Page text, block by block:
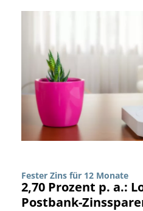
Fester Zins für 12 Monate
2,70 Prozent p. a.:
Postbank-